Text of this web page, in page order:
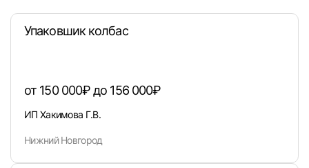
Упаковшик колбас
от 150 000₽ до 156 000₽
ИП Хакимова Г.В.
Нижний Новгород